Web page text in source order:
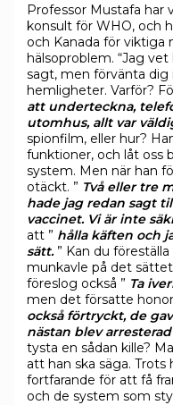
Professor Mustafa har
konsult för WHO, och
och Kanada för viktiga
hälsoproblem. “Jag
sagt, men förvänta dig
hemligheter. Varför?
att underteckna,
utomhus, allt var
spionfilm, eller hur?
funktioner, och låt oss
system. Men när han
otäckt. ” Två eller tre
hade jag redan sagt
vaccinet. Vi är inte
att ” hålla käften och
sätt.” Kan du
munkavle på det
föreslog också ” Ta
men det försatte
också förtryckt, de
nästan blev arresterad
tysta en sådan kille?
att han ska säga.
fortfarande för att få
och de system som